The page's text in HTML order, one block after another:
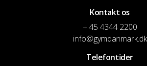
Kontakt os
+ 45 4344 2200
info@gymdanmark.dk
Telefontider